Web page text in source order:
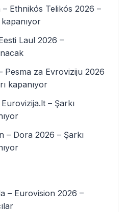
– Ethnikós Telikós 2026 –
Laul 2026 –
Pesma za Evroviziju 2026
kapanıyor
– Şarkı
– Dora 2026 – Şarkı
– Eurovision 2026 –